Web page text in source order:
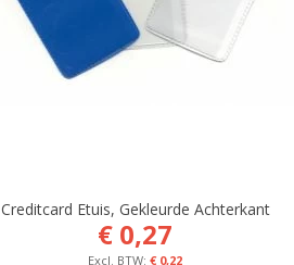
Creditcard Etuis, Gekleurde Achterkant
€ 0,27
€ 0,22